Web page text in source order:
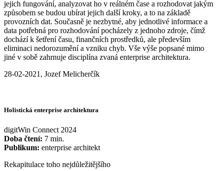
jejich fungování, analyzovat ho v reálném čase a rozhodovat jakým
způsobem se budou ubírat jejich další kroky, a to na základě
provozních dat. Současně je nezbytné, aby jednotlivé informace a
data potřebná pro rozhodování pocházely z jednoho zdroje, čímž
dochází k šetření času, finančních prostředků, ale především
eliminaci nedorozumění a vzniku chyb. Vše výše popsané mimo
jiné v sobě zahrnuje disciplína zvaná enterprise architektura.
28-02-2021, Jozef Melicherčík
Holistická enterprise architektura
digitWin Connect 2024
Doba čtení: 7 min.
Publikum: enterprise architekt
Rekapitulace toho nejdůležitějšího